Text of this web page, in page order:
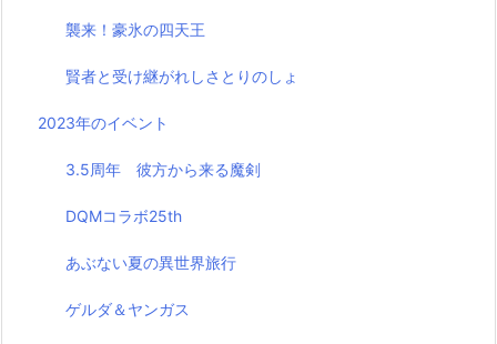
襲来！豪氷の四天王
賢者と受け継がれしさとりのしょ
2023年のイベント
3.5周年 彼方から来る魔剣
DQMコラボ25th
あぶない夏の異世界旅行
ゲルダ＆ヤンガス